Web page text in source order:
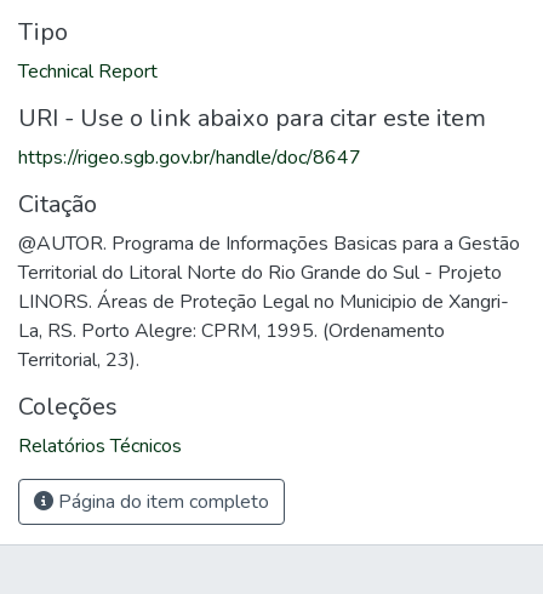
Tipo
Technical Report
URI - Use o link abaixo para citar este item
https://rigeo.sgb.gov.br/handle/doc/8647
Citação
@AUTOR. Programa de Informações Basicas para a Gestão
Territorial do Litoral Norte do Rio Grande do Sul - Projeto
LINORS. Áreas de Proteção Legal no Municipio de Xangri-
La, RS. Porto Alegre: CPRM, 1995. (Ordenamento
Territorial, 23).
Coleções
Relatórios Técnicos
Página do item completo